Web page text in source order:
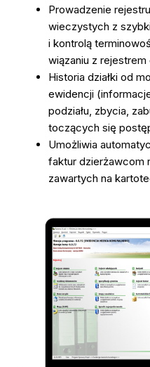
Prowadzenie
wieczystych z
i kontrolą
wiązaniu z rejestrem
Historia działki od
ewidencji
podziału, zbycia,
toczących się
Umożliwia
faktur dzierżawcom
zawartych na